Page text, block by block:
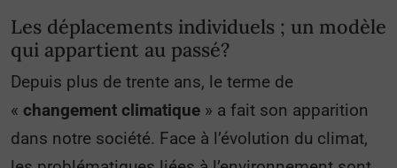
Les déplacements individuels ; un modèle
qui appartient au passé?
Depuis plus de trente ans, le terme de
« changement climatique » a fait son apparition
dans notre société. Face à l’évolution du climat,